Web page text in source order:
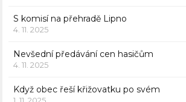
S komisí na přehradě Lipno
4. 11. 2025
Nevšední předávání cen hasičům
4. 11. 2025
Když obec řeší křižovatku po svém